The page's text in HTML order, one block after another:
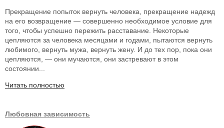
Прекращение попыток вернуть человека, прекращение надежд
на его возвращение — совершенно необходимое условие для
того, чтобы успешно пережить расставание. Некоторые
цепляются за человека месяцами и годами, пытаются вернуть
любимого, вернуть мужа, вернуть жену. И до тех пор, пока они
цепляются, — они мучаются, они застревают в этом
состоянии...
Читать полностью
Любовная зависимость